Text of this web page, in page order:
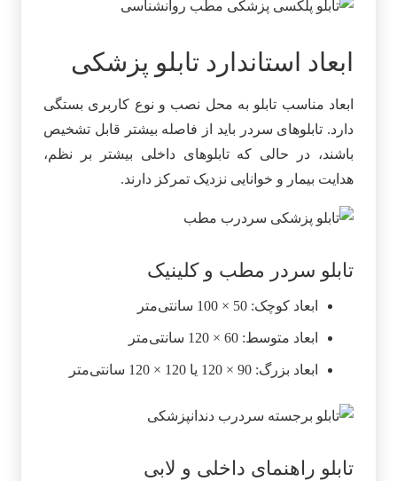
ابعاد استاندارد تابلو پزشکی
ابعاد مناسب تابلو به محل نصب و نوع کاربری بستگی
دارد. تابلوهای سردر باید از فاصله بیشتر قابل تشخیص
باشند، در حالی که تابلوهای داخلی بیشتر بر نظم،
هدایت بیمار و خوانایی نزدیک تمرکز دارند.
تابلو سردر مطب و کلینیک
ابعاد کوچک: 50 × 100 سانتی‌متر
ابعاد متوسط: 60 × 120 سانتی‌متر
ابعاد بزرگ: 90 × 120 یا 120 × 120 سانتی‌متر
تابلو راهنمای داخلی و لابی